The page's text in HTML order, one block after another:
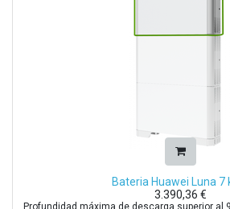
Bateria Huawei Luna 7
3.390,36 €
Profundidad máxima de descarga superior al